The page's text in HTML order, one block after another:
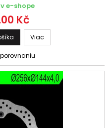
e-shope
Kč
Viac